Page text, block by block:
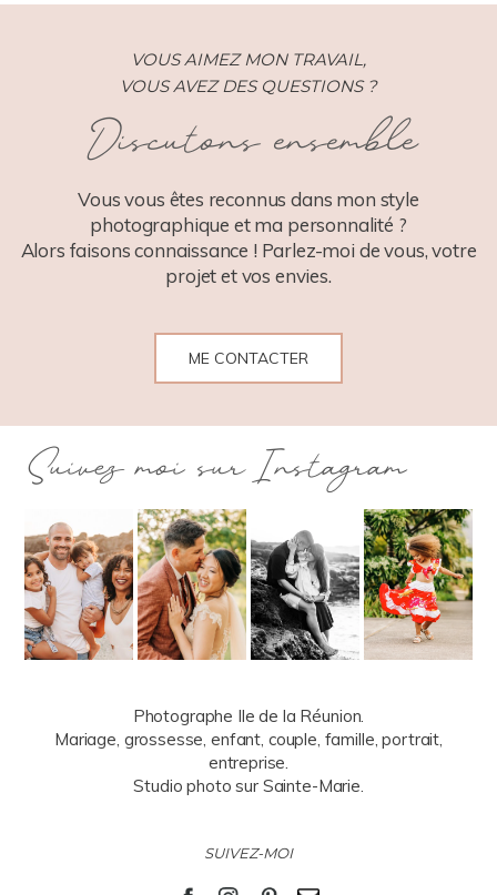
POST COMMENT
VOUS AIMEZ MON TRAVAIL,
VOUS AVEZ DES QUESTIONS ?
Discutons ensemble
Vous vous êtes reconnus dans mon style
photographique et ma personnalité ?
Alors faisons connaissance ! Parlez-moi de vous, votre
projet et vos envies.
ME CONTACTER
Suivez moi sur Instagram
Photographe Ile de la Réunion.
Mariage, grossesse, enfant, couple, famille, portrait,
entreprise.
Studio photo sur Sainte-Marie.
SUIVEZ-MOI